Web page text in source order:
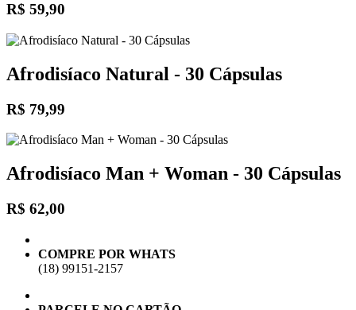
R$ 59,90
Afrodisíaco Natural - 30 Cápsulas
R$ 79,99
Afrodisíaco Man + Woman - 30 Cápsulas
R$ 62,00
COMPRE POR WHATS
(18) 99151-2157